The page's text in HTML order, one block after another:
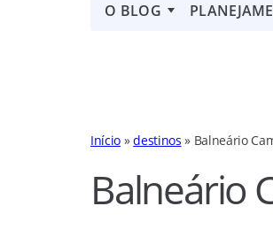
O BLOG
Início »destinos » Balneário
Balneário